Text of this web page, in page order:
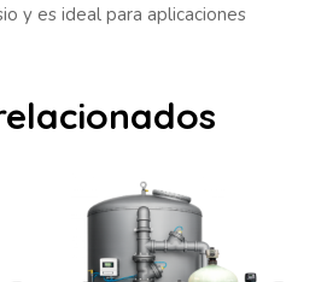
y es ideal para aplicaciones